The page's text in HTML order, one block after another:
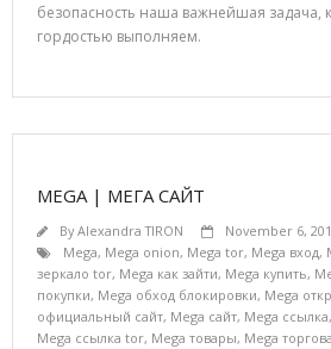
безопасность наша важнейшая задача,
гордостью выполняем.
MEGA | МЕГА САЙТ
ByAlexandra TIRON November 6,
Mega, Mega onion, Mega tor, Mega вход,
зеркало tor, Mega как зайти, Mega купить,
покупки, Mega обход блокировки, Mega
официальный сайт, Mega сайт, Mega ссылка,
Mega ссылка tor, Mega товары, Mega